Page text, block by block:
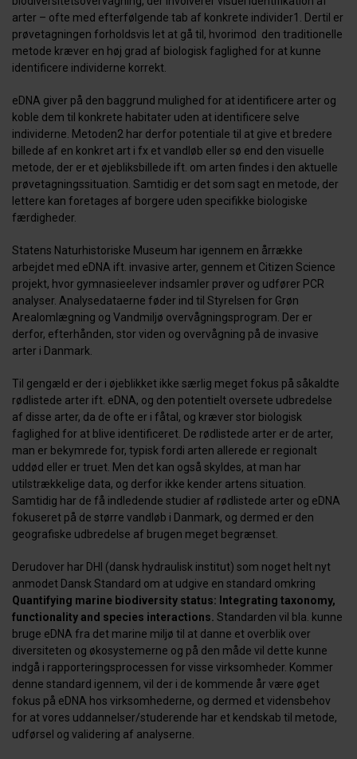
arter – ofte med efterfølgende tab af konkrete individer1 . Dertil er
prøvetagningen forholdsvis let at gå til, hvorimod den traditionelle
metode kræver en høj grad af biologisk faglighed for at kunne
identificere individerne korrekt.
eDNA giver på den baggrund mulighed for at identificere arter og
koble dem til konkrete habitater uden at identificere selve
individerne. Metoden2 har derfor potentiale til at give et bredere
billede af en konkret art i fx et vandløb eller sø end den visuelle
metode, der er et øjebliksbillede ift. om arten findes i den aktuelle
prøvetagningssituation. Samtidig er det som sagt en metode, der
lettere kan foretages af borgere uden specifikke biologiske
færdigheder.
Statens Naturhistoriske Museum har igennem en årrække
arbejdet med eDNA ift. invasive arter, gennem et Citizen Science
projekt, hvor gymnasieelever indsamler prøver og udfører PCR
analyser. Analysedataerne føder ind til Styrelsen for Grøn
Arealomlægning og Vandmiljø overvågningsprogram. Der er
derfor, efterhånden, stor viden og overvågning på de invasive
arter i Danmark.
Til gengæld er der i øjeblikket ikke særlig meget fokus på såkaldte
rødlistede arter ift. eDNA, og den potentielt oversete udbredelse
af disse arter, da de ofte er i fåtal, og kræver stor biologisk
faglighed for at blive identificeret. De rødlistede arter er de arter,
man er bekymrede for, typisk fordi arten allerede er regionalt
uddød eller er truet. Men det kan også skyldes, at man har
utilstrækkelige data, og derfor ikke kender artens situation.
Samtidig har de få indledende studier af rødlistede arter og eDNA
fokuseret på de større vandløb i Danmark, og dermed er den
geografiske udbredelse af brugen meget begrænset.
Derudover har DHI (dansk hydraulisk institut) som noget helt nyt
anmodet Dansk Standard om at udgive en standard omkring
Quantifying marine biodiversity status: Integrating taxonomy,
functionality and species interactions. Standarden vil bla. kunne
bruge eDNA fra det marine miljø til at danne et overblik over
diversiteten og økosystemerne og på den måde vil dette kunne
indgå i rapporteringsprocessen for visse virksomheder. Kommer
denne standard igennem, vil der i de kommende år være øget
fokus på eDNA hos virksomhederne, og dermed et vidensbehov
for at vores uddannelser/studerende har et kendskab til metode,
udførsel og validering af analyserne.